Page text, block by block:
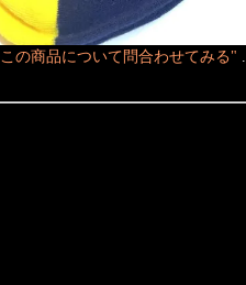
この商品について問合わせてみる"